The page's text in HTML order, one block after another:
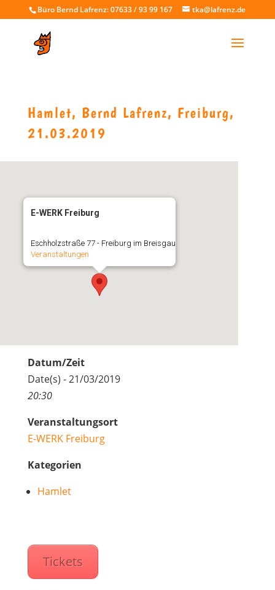
Büro Bernd Lafrenz: 07633 / 93 99 167 tka@lafrenz.de
Hamlet, Bernd Lafrenz, Freiburg,
21.03.2019
E-WERK Freiburg
Eschholzstraße 77 - Freiburg im Breisgau
Veranstaltungen
Datum/Zeit
Date(s) - 21/03/2019
20:30
Veranstaltungsort
E-WERK Freiburg
Kategorien
Hamlet
Tickets